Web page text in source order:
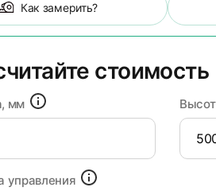
Как замерить?
стоимость
мм
управления